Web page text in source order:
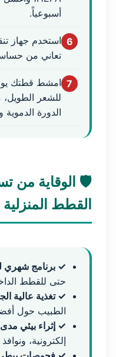
أسبوعياً.
6 استخدم جهاز
تعاني من
7 امشط قطتك
للشعر
الدورة الدموية
🛡️ الوقاية من
القطط المنزلية
✓ برنامج شهري
حتى للقطط
✓ تغذية عالية
الطبيب حول
✓ إثراء بيئي مدى
إلكترونية،